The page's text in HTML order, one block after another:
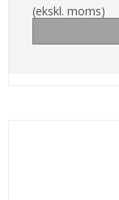
(ekskl. moms)